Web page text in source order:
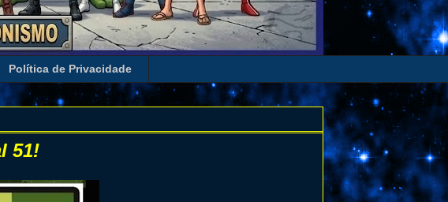
Política de Privacidade
51!